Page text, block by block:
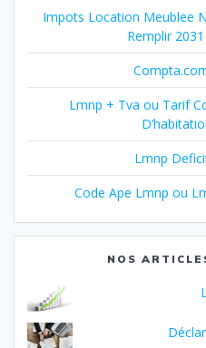
Impots Location Meublee
Remplir
Lmnp + Tva ou Tarif
Lmnp
Code Ape Lmnp ou
NOS